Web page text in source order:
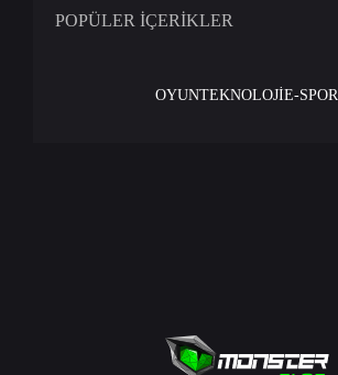
POPÜLER İÇERİKLER
OYUNTEKNOLOJİE-SPOR